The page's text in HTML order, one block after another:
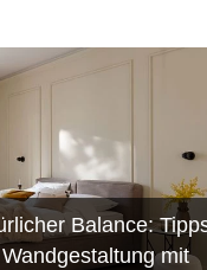
Balance:
mit